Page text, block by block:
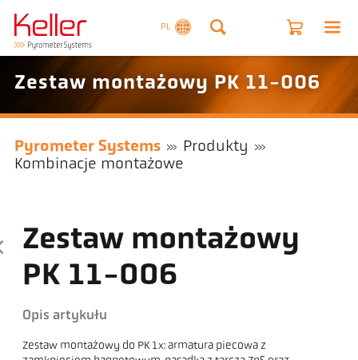
PL
Zestaw montażowy PK 11-006
Pyrometer Systems
Produkty
Kombinacje montażowe
Zestaw montażowy
PK 11-006
Opis artykułu
Zestaw montażowy do PK 1x: armatura piecowa z